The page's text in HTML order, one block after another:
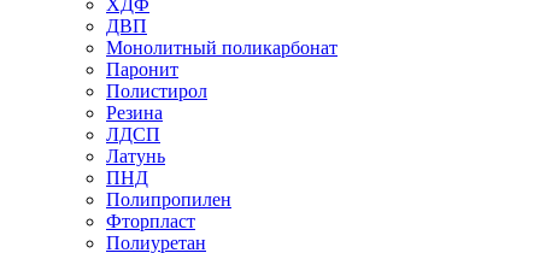
ХДФ
ДВП
Монолитный поликарбонат
Паронит
Полистирол
Резина
ЛДСП
Латунь
ПНД
Полипропилен
Фторпласт
Полиуретан